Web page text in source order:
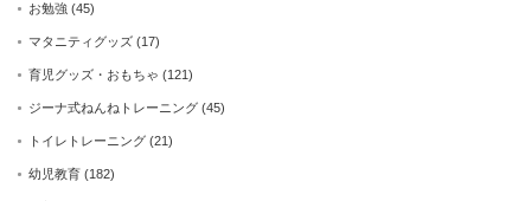
お勉強 (45)
マタニティグッズ (17)
育児グッズ・おもちゃ (121)
ジーナ式ねんねトレーニング (45)
トイレトレーニング (21)
幼児教育 (182)